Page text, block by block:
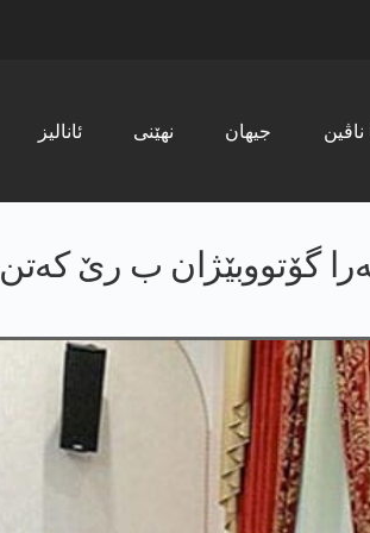
ئانالیز نھێنی جیھان ناڤین
گۆتووبێژان ب رێ کەتن